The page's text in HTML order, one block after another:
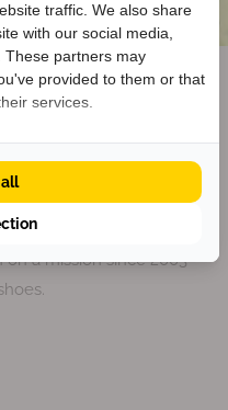
a Better
has a positive impact
impact on the
on a mission since 2003
traffic. We also share
with our social media,
These partners may
provided to them or that
services.
KEEN
eerste bestelling
nieuwe collecties.